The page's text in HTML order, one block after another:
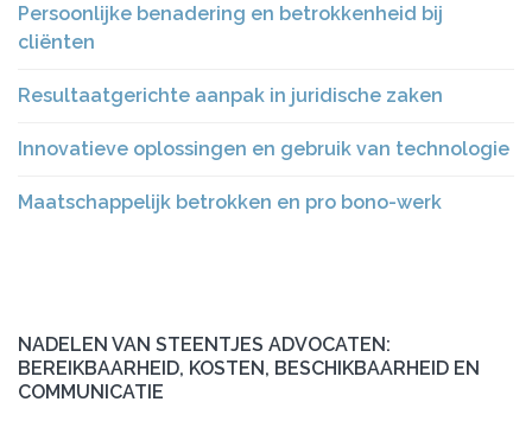
Persoonlijke benadering en betrokkenheid bij
cliënten
Resultaatgerichte aanpak in juridische zaken
Innovatieve oplossingen en gebruik van technologie
Maatschappelijk betrokken en pro bono-werk
NADELEN VAN STEENTJES ADVOCATEN:
BEREIKBAARHEID, KOSTEN, BESCHIKBAARHEID EN
COMMUNICATIE